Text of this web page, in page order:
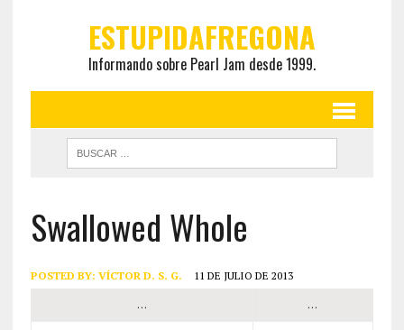
ESTUPIDAFREGONA
Informando sobre Pearl Jam desde 1999.
Swallowed Whole
POSTED BY: VÍCTOR D. S. G. 11 DE JULIO DE 2013
… …